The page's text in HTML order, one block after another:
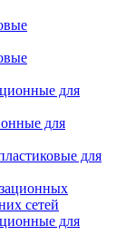
для
для
сетей